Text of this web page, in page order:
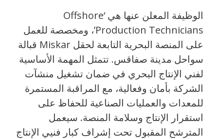
الوظيفة المعلن عنها هي ‘Offshore
Production Technicians’، ومخصصة للعمل
على المنصة البحرية التابعة لحقل Miskar قبالة
سواحل مدينة صفاقس. تتمثل المهمة الأساسية
لفني الإنتاج البحري في ضمان تشغيل منشآت
الشركة بأمان وفعالية، مع المراقبة المستمرة
للمعدات والعمليات الصناعية للحفاظ على
استقرار الإنتاج وسلامة المنصة. سيعمل
المترشح المقبول تحت إشراف كبار فنيي الإنتاج